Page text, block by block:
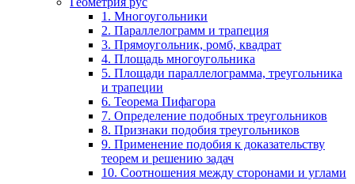
1. Многоугольники
2. Параллелограмм и трапеция
3. Прямоугольник, ромб, квадрат
4. Площадь многоугольника
5. Площади параллелограмма, треугольника
и трапеции
6. Теорема Пифагора
7. Определение подобных треугольников
8. Признаки подобия треугольников
9. Применение подобия к доказательству
теорем и решению задач
10. Соотношения между сторонами и углами